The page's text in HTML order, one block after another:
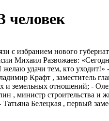
человек
с избранием нового
Михаил Развожаев:
удачи тем, кто
Крафт , заместитель
отношений; -
, министр строительства
Белецкая , первый